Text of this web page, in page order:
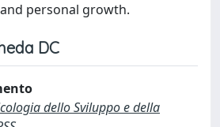
personal growth.
DC
dello Sviluppo e della